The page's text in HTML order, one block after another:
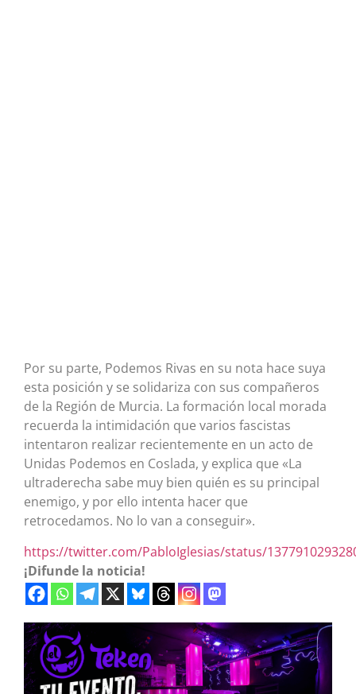
Por su parte, Podemos Rivas en su nota hace suya
esta posición y se solidariza con sus compañeros
de la Región de Murcia. La formación local morada
recuerda la intimidación que varios fascistas
intentaron realizar recientemente en un acto de
Unidas Podemos en Coslada, y explica que «La
ultraderecha sabe muy bien quién es su principal
enemigo, y por ello intenta hacer que
retrocedamos. No lo van a conseguir».
https://twitter.com/PabloIglesias/status/
¡Difunde la noticia!